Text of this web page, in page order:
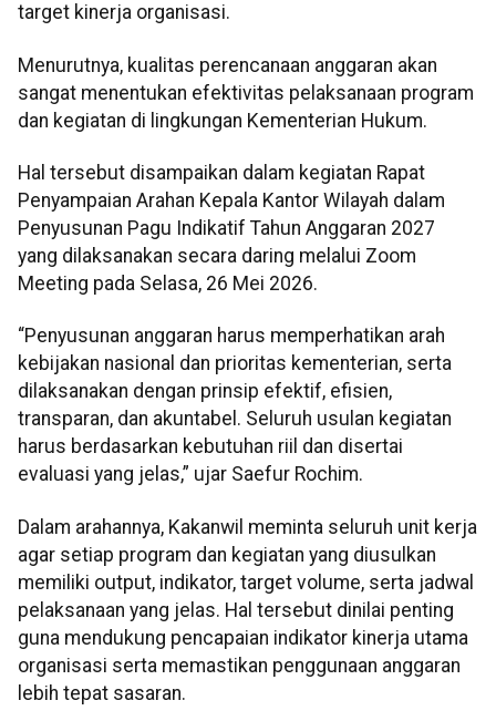
target kinerja organisasi.
Menurutnya, kualitas perencanaan anggaran akan
sangat menentukan efektivitas pelaksanaan program
dan kegiatan di lingkungan Kementerian Hukum.
Hal tersebut disampaikan dalam kegiatan Rapat
Penyampaian Arahan Kepala Kantor Wilayah dalam
Penyusunan Pagu Indikatif Tahun Anggaran 2027
yang dilaksanakan secara daring melalui Zoom
Meeting pada Selasa, 26 Mei 2026.
“Penyusunan anggaran harus memperhatikan arah
kebijakan nasional dan prioritas kementerian, serta
dilaksanakan dengan prinsip efektif, efisien,
transparan, dan akuntabel. Seluruh usulan kegiatan
harus berdasarkan kebutuhan riil dan disertai
evaluasi yang jelas,” ujar Saefur Rochim.
Dalam arahannya, Kakanwil meminta seluruh unit kerja
agar setiap program dan kegiatan yang diusulkan
memiliki output, indikator, target volume, serta jadwal
pelaksanaan yang jelas. Hal tersebut dinilai penting
guna mendukung pencapaian indikator kinerja utama
organisasi serta memastikan penggunaan anggaran
lebih tepat sasaran.